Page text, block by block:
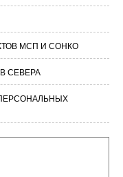
МСП И СОНКО
СЕВЕРА